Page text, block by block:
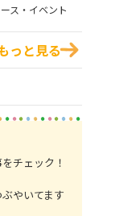
ス・イベント
っと見る
チェック！
やいてます